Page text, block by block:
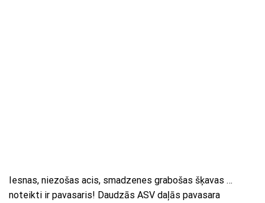
Iesnas, niezošas acis, smadzenes grabošas šķavas …
noteikti ir pavasaris! Daudzās ASV daļās pavasara